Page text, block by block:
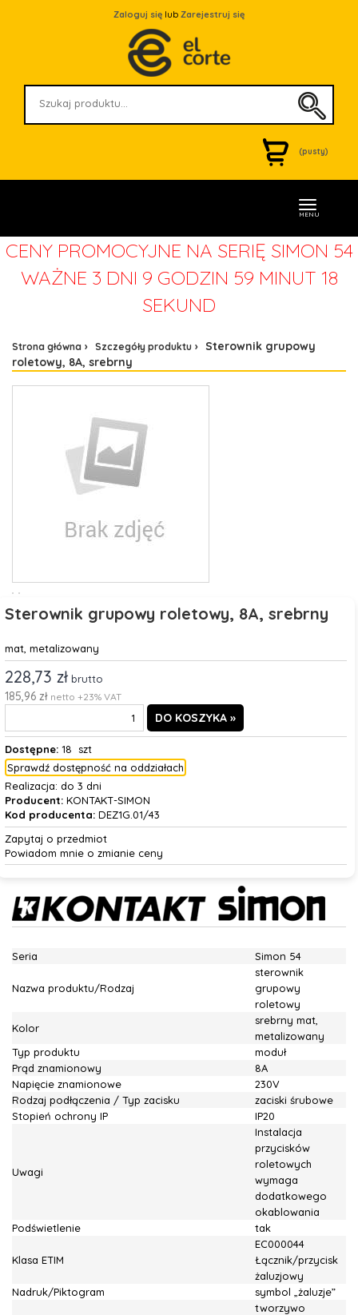
Zaloguj się lub Zarejestruj się
(pusty)
MENU
CENY PROMOCYJNE NA SERIĘ SIMON 54
WAŻNE 3 DNI 9 GODZIN 59 MINUT 18
SEKUND
Strona główna Szczegóły produktu
Sterownik grupowy
roletowy, 8A, srebrny
Sterownik grupowy roletowy, 8A, srebrny
mat, metalizowany
228,73 zł brutto
185,96 zł netto +23% VAT
Dostępne:18 szt
Sprawdź dostępność na oddziałach
Realizacja: do 3 dni
Producent:KONTAKT-SIMON
Kod producenta:DEZ1G.01/43
Zapytaj o przedmiot
Powiadom mnie o zmianie ceny
Seria Simon 54
Nazwa produktu/Rodzaj
sterownik
grupowy
roletowy
Kolor
srebrny mat,
metalizowany
Typ produktu
moduł
Prąd znamionowy
8A
Napięcie znamionowe
230V
Rodzaj podłączenia / Typ zacisku
zaciski śrubowe
Stopień ochrony IP
IP20
Uwagi
Instalacja
przycisków
roletowych
wymaga
dodatkowego
okablowania
Podświetlenie
tak
Klasa ETIM
EC000044
Łącznik/przycisk
żaluzjowy
Nadruk/Piktogram
symbol „żaluzje”
tworzywo